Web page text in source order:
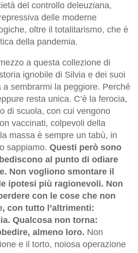
del controllo deleuziana,
delle moderne
oltre il totalitarismo, che è
della pandemia.
a questa collezione di
ignobile di Silvia e dei suoi
a sembrarmi la peggiore. Perché
resta unica. C’è la ferocia,
di scuola, con cui vengono
vaccinati, colpevoli della
massa è sempre un tabù, in
sappiamo. Questi però sono
al punto di odiare
Non vogliono smontare il
ipotesi più ragionevoli. Non
con le cose che non
con tutto l’altrimenti:
Qualcosa non torna:
almeno loro. Non
e il torto, noiosa operazione